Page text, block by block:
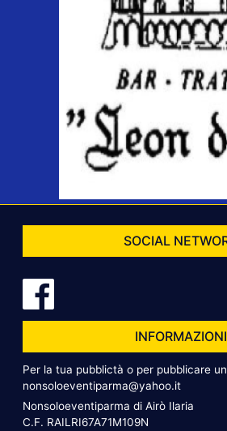
SOCIAL
INFORMAZIONI
Per la tua pubblictà o per pubblicare
nonsoloeventiparma@yahoo.it
Nonsoloeventiparma di Airò Ilaria
C.F. RAILRI67A71M109N